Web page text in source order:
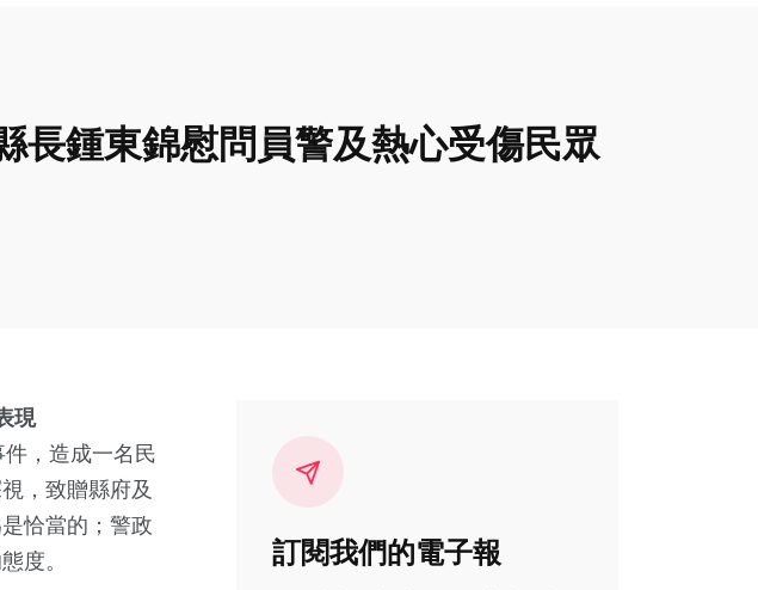
長鍾東錦慰問員警及熱心受傷民眾
現
，造成一名民
，致贈縣府及
恰當的；警政
度。
訂閱我們的電子報